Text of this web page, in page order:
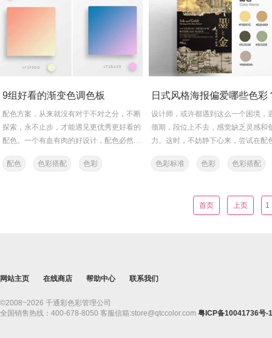
9组好看的渐变色调色板
配色方案，从来就没有对于不对之分，不断
探索，永不止步，才能遇见更优秀更好看的
配色。一个有血有肉的好设计，配色必然是
配色
色彩搭配 色彩
日式风格海报偏爱哪些色彩
设计师，或许都遇到这么一个困境，
颈期，段位上不去，感觉缺乏灵感和
力。这时，不妨静下心来，尝试在配
色彩标准
色彩
色彩搭配
首页 上页 1
网站主页 在线商店 帮助中心 联系我们
©2008~2026 千通彩色彩管理公司
全国销售热线：400-678-8050 客服信箱:store@qtccolor.com 粤ICP备10041736号-